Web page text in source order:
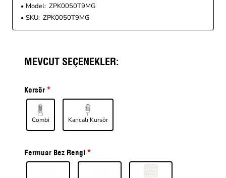
Model: ZPK0050T9MG
SKU: ZPK0050T9MG
MEVCUT SEÇENEKLER:
Korsör
Combi Kancalı Kursör
Fermuar Bez Rengi